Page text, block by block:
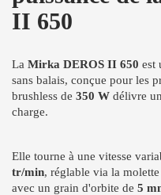
II 650
La Mirka DEROS II 650 est
sans balais, conçue pour les
brushless de 350 W délivre
charge.
Elle tourne à une vitesse
tr/min, réglable via la
avec un grain d'orbite de 5